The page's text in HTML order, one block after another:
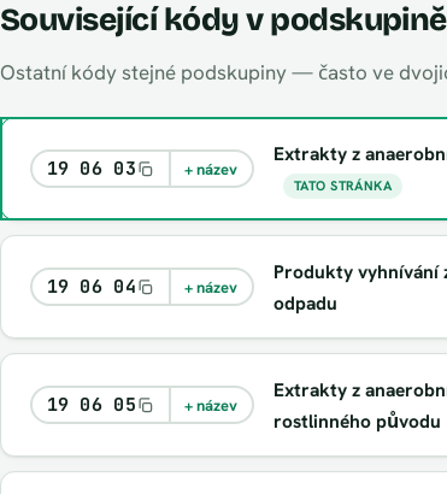
Související kódy v podskupině
Ostatní kódy stejné podskupiny — často ve
19 06 03 + název
Extrakty z
TATO STRÁNKA
19 06 04 + název
Produkty vyhnívání
odpadu
19 06 05 + název
Extrakty z
rostlinného původu